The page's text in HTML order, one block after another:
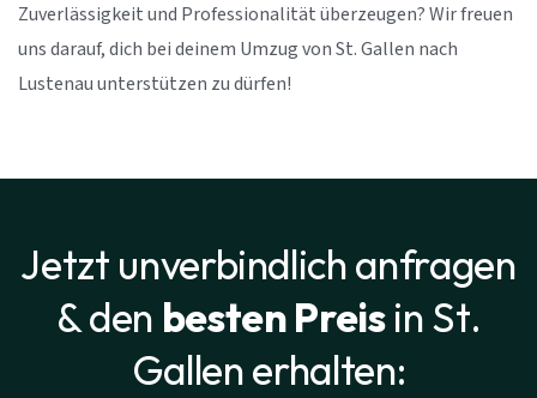
Zuverlässigkeit und Professionalität überzeugen? Wir freuen
uns darauf, dich bei deinem Umzug von St. Gallen nach
Lustenau unterstützen zu dürfen!
Jetzt unverbindlich anfragen
& den besten Preisin St.
Gallen erhalten: